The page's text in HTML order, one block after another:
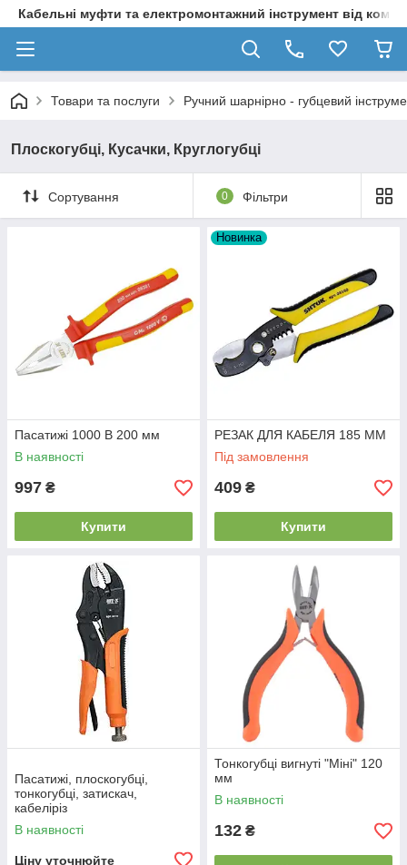
Кабельні муфти та електромонтажний інструмент від
Товари та послуги Ручний шарнірно - губцевий
Плоскогубці, Кусачки, Круглогубці
Сортування 0 Фільтри
Пасатижі 1000 В 200 мм
В наявності
997 ₴
Купити
Новинка
РЕЗАК ДЛЯ КАБЕЛЯ 185 ММ
Під замовлення
409 ₴
Купити
Пасатижі, плоскогубці,
тонкогубці, затискач,
кабеліріз
В наявності
Ціну уточнюйте
Тонкогубці вигнуті "Міні" 120
мм
В наявності
132 ₴